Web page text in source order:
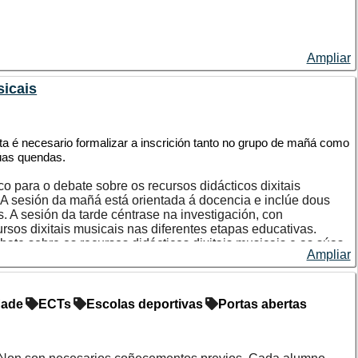
ensinanzas de grao por cada 25 horas. O estudantado
imparta a titulación na que pretenda validar esas horas,
de programación electrónica;
actuadores e sensórica.
Arduino/ESP32 usando C/C++.
cero.
básica.
liña ou brazo articulado.
motores e drivers, servomotores, sensores de distancia e
de estados, control PID básico, comunicación serie e
Ampliar
é necesario formalizar a inscrición tanto no grupo de mañá como
quendas.
para o debate sobre os recursos didácticos dixitais
sesión da mañá está orientada á docencia e inclúe dous
A sesión da tarde céntrase na investigación, con
dixitais musicais nas diferentes etapas educativas.
sobre os recursos didácticos dixitais musicais e as súas
de investigación arredor deste nas etapas
tanto deseñados por editoriais como de elaboración
potenciais didácticos, así como as súas posibilidades
Ampliar
ECTs Escolas deportivas
Portas abertas